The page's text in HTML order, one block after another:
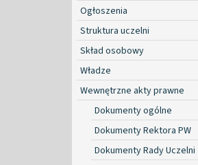
Ogłoszenia
Struktura uczelni
Skład osobowy
Władze
Wewnętrzne akty prawne
Dokumenty ogólne
Dokumenty Rektora PW
Dokumenty Rady Uczelni